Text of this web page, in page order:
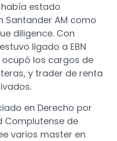
estado
Santander AM como
diligence. Con
ligado a EBN
los cargos de
y trader de renta
en Derecho por
Complutense de
varios master en